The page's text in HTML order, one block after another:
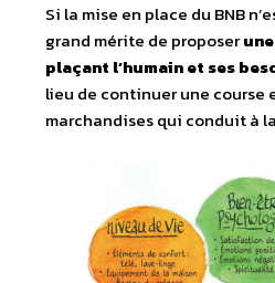
Si la mise en place du BNB
grand mérite de proposer
plaçant l’humain et ses
lieu de continuer une course
marchandises qui conduit à